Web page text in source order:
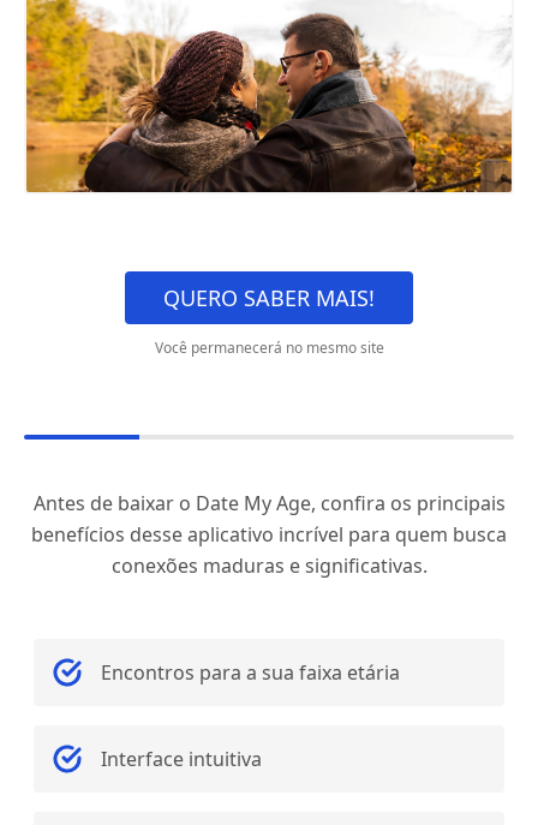
QUERO SABER MAIS!
Você permanecerá no mesmo site
Antes de baixar o Date My Age, confira os principais
benefícios desse aplicativo incrível para quem busca
conexões maduras e significativas.
Encontros para a sua faixa etária
Interface intuitiva